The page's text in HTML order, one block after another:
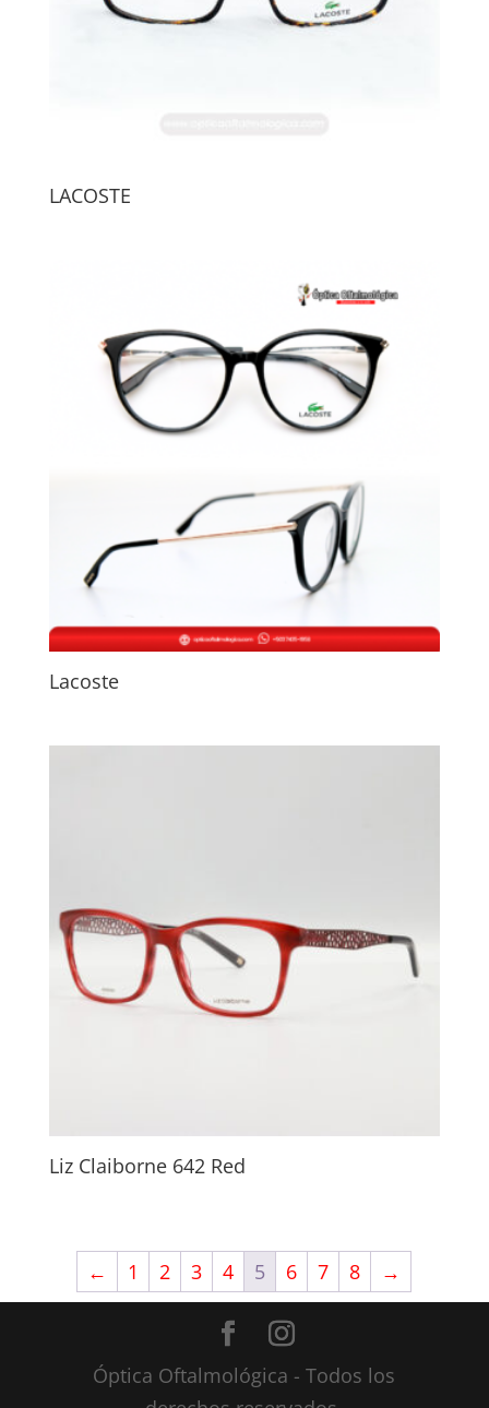
LACOSTE
Lacoste
Liz Claiborne 642 Red
← 1 2 3 4 5 6 7 8 →
Óptica Oftalmológica - Todos los